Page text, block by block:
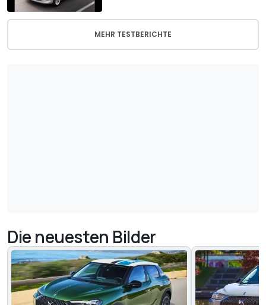
MEHR TESTBERICHTE
Die neuesten Bilder